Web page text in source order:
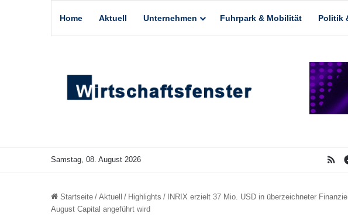
Home Aktuell Unternehmen Fuhrpark & Mobilität Politik
Samstag, 08. August 2026
Startseite / Aktuell / Highlights / INRIX erzielt 37 Mio. USD in überzeichneter
August Capital angeführt wird